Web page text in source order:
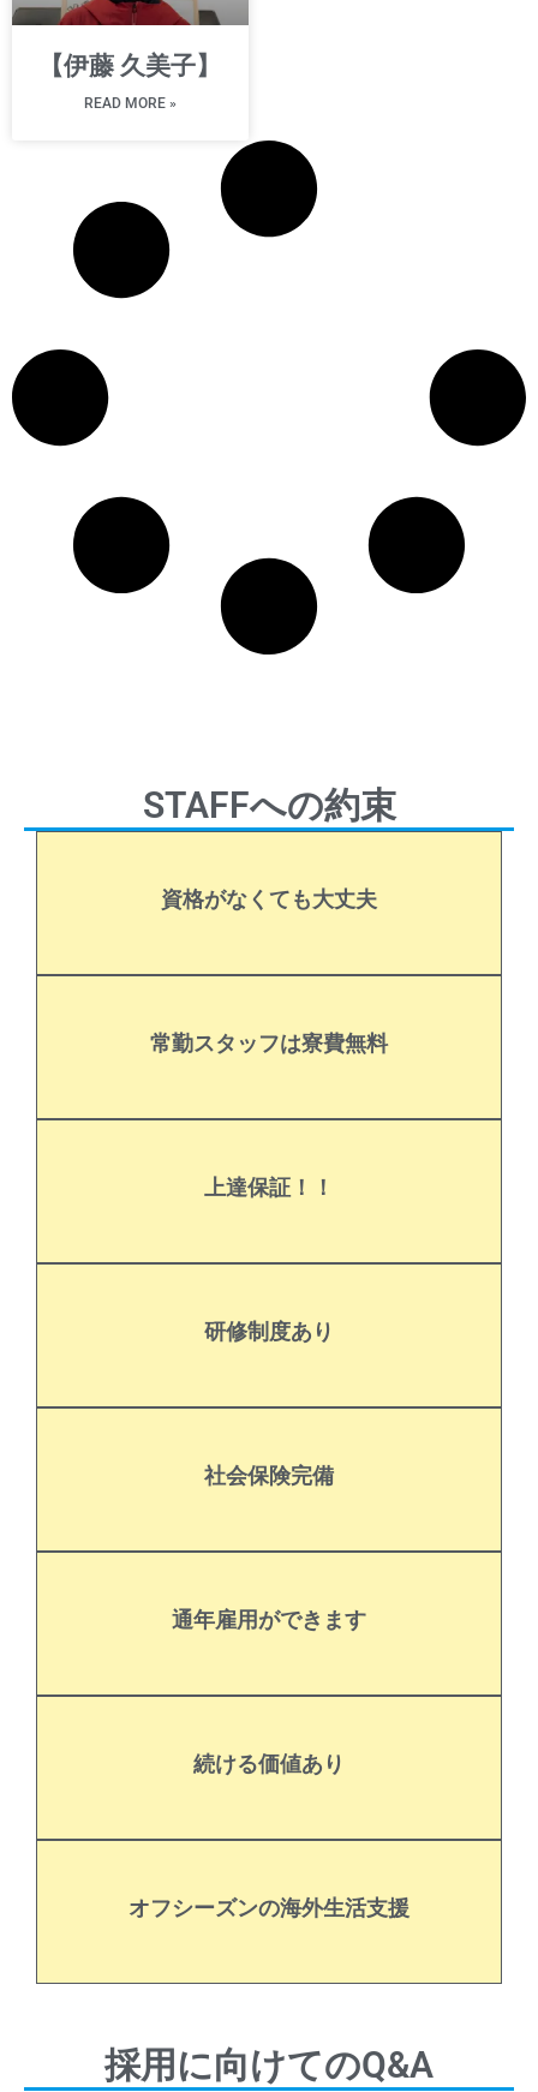
【伊藤 久美子】
READ MORE »
STAFFへの約束
資格がなくても大丈夫
心ください。もちろんインストラクター資格が取得
常勤スタッフは寮費無料
常勤での勤務となれば寮費は無料となります。もち
ろん寝具や暖房機器もあります。
上達保証！！
ノーボード検定まで様々な上達をベテランスタッフ
研修制度あり
ます。研修期間（アシスタント）から時給：1,000円
社会保険完備
健康保険や年金、雇用保険など社会保険も完備して
いますので安心して働けます。（雇用条件あり）
通年雇用ができます
て「郡上自然体験教室」や「あゆパーク」などで働
続ける価値あり
経験を積めば積むほど時給は上がり、頑張った、高
オフシーズンの海外生活支援
ります。真夏の日本を飛び出してスノーボードを1年
採用に向けてのQ&A